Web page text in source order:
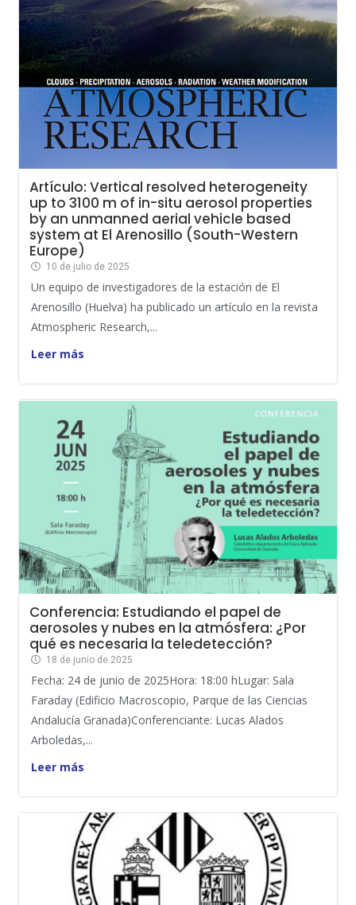
Artículo: Vertical resolved heterogeneity
up to 3100 m of in-situ aerosol properties
by an unmanned aerial vehicle based
system at El Arenosillo (South-Western
Europe)
10 de julio de 2025
Un equipo de investigadores de la estación de El
Arenosillo (Huelva) ha publicado un artículo en la revista
Atmospheric Research,...
Leer más
Conferencia: Estudiando el papel de
aerosoles y nubes en la atmósfera: ¿Por
qué es necesaria la teledetección?
18 de junio de 2025
Fecha: 24 de junio de 2025Hora: 18:00 hLugar: Sala
Faraday (Edificio Macroscopio, Parque de las Ciencias
Andalucía Granada)Conferenciante: Lucas Alados
Arboledas,...
Leer más